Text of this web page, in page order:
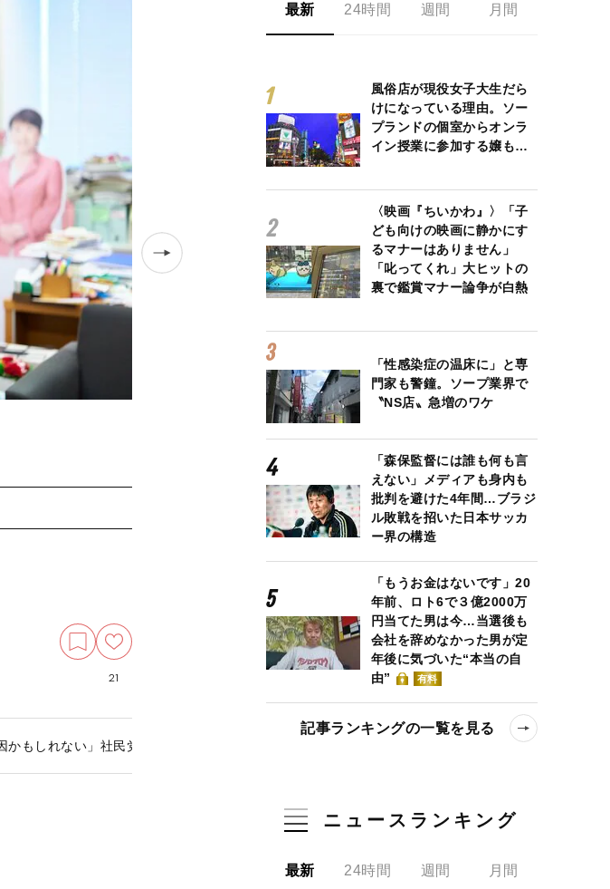
21
かもしれない」社民党・福島みずほが信じる「政治は希望」の意味
最新 24時間 週間 月間
風俗店が現役女子大生だら
けになっている理由。ソー
プランドの個室からオンラ
イン授業に参加する嬢も…
〈映画『ちいかわ』〉「子
ども向けの映画に静かにす
るマナーはありません」
「叱ってくれ」大ヒットの
裏で鑑賞マナー論争が白熱
「性感染症の温床に」と専
門家も警鐘。ソープ業界で
〝NS店〟急増のワケ
「森保監督には誰も何も言
えない」メディアも身内も
批判を避けた4年間…ブラジ
ル敗戦を招いた日本サッカ
ー界の構造
「もうお金はないです」20
年前、ロト6で３億2000万
円当てた男は今…当選後も
会社を辞めなかった男が定
年後に気づいた“本当の自
由”
有料
記事ランキングの一覧を見る
ニュースランキング
最新 24時間 週間 月間